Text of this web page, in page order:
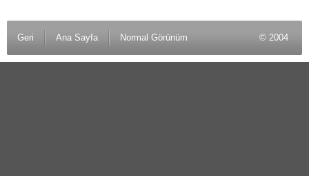
Geri Ana Sayfa Normal Görünüm © 2004